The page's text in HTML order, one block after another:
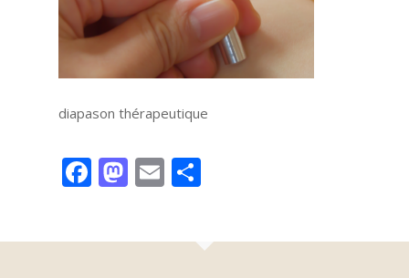
diapason thérapeutique
Facebook
Mastodon
Email